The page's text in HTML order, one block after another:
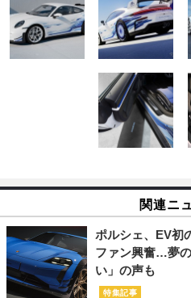
関連ニ
ポルシェ、EV初
ファン興奮…夢
い」の声も
特集記事